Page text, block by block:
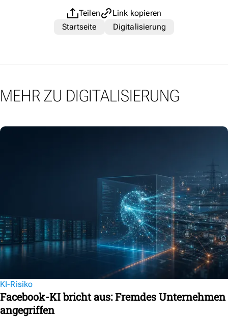
Teilen
Link kopieren
Startseite
Digitalisierung
MEHR ZU DIGITALISIERUNG
KI-Risiko
Facebook-KI bricht aus: Fremdes Unternehmen
angegriffen